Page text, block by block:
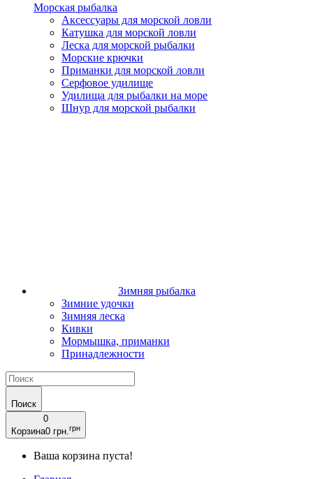
Морская рыбалка
Аксессуары для морской ловли
Катушка для морской ловли
Леска для морской рыбалки
Морские крючки
Приманки для морской ловли
Серфовое удилище
Удилища для рыбалки на море
Шнур для морской рыбалки
Зимняя рыбалка
Зимние удочки
Зимняя леска
Кивки
Мормышка, приманки
Принадлежности
Поиск
0
Корзина0 грн. грн
Ваша корзина пуста!